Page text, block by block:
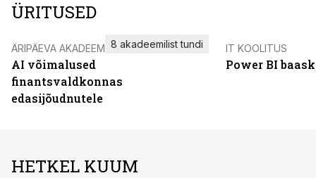
ÜRITUSED
ÄRIPÄEVA AKADEEMIA
AI võimalused
finantsvaldkonnas
edasijõudnutele
8 akadeemilist tundi IT KOOLITUS
Power BI
HETKEL KUUM